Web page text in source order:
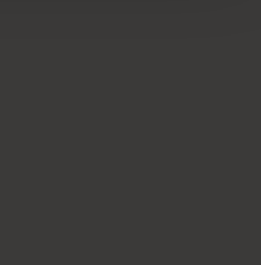
és hirdetések személyre
partnereinkkel
vonatkozó
meg számukra vagy az
gyűjtöttek.